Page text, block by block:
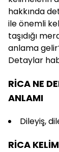
hakkında
ile önemli
taşıdığı
anlama
Detaylar
RİCA NE
ANLAMI
Dileyiş,
RİCA